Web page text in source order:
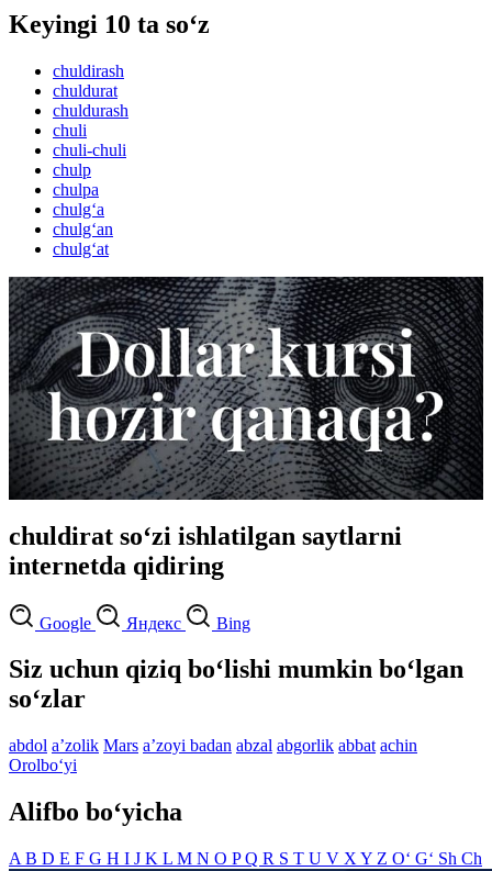
Keyingi 10 ta so‘z
chuldirash
chuldurat
chuldurash
chuli
chuli-chuli
chulp
chulpa
chulg‘a
chulg‘an
chulg‘at
chuldirat so‘zi ishlatilgan saytlarni
internetda qidiring
Google Яндекс Bing
Siz uchun qiziq bo‘lishi mumkin bo‘lgan
so‘zlar
abdol aʼzolik Mars aʼzoyi badan abzal abgorlik abbat achin
Orolbo‘yi
Alifbo bo‘yicha
A B D E F G H I J K L M N O PQ R S T U V X Y Z O‘ G‘ Sh Ch